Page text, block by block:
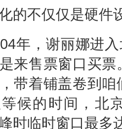
不仅仅是硬件
，谢丽娜进入
来售票窗口买
带着铺盖卷到咱
候的时间，北
时临时窗口最多